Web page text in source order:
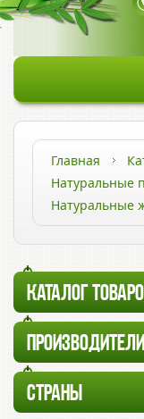
Главная
Натуральные
Натуральные
КАТАЛОГ
ПРОИЗВОДИТЕЛИ
СТРАНЫ